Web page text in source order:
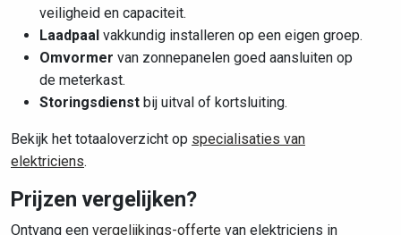
veiligheid en capaciteit.
Laadpaal vakkundig installeren op een eigen groep.
Omvormer van zonnepanelen goed aansluiten op
de meterkast.
Storingsdienst bij uitval of kortsluiting.
Bekijk het totaaloverzicht op specialisaties van
elektriciens.
Prijzen vergelijken?
Ontvang een vergelijkings-offerte van elektriciens in